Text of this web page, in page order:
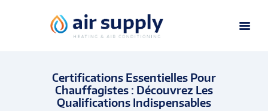
Certifications Essentielles Pour
Chauffagistes : Découvrez Les
Qualifications Indispensables